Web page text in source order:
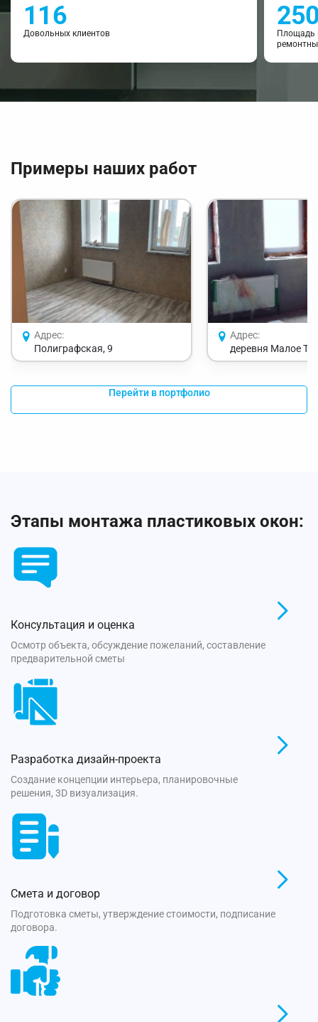
116
Довольных клиентов
Площадь
Примеры наших работ
Адрес:
Полиграфская, 9
Адрес:
деревня Малое
Перейти в портфолио
Этапы монтажа пластиковых окон:
Консультация и оценка
Осмотр объекта, обсуждение пожеланий, составление
предварительной сметы
Разработка дизайн-проекта
Создание концепции интерьера, планировочные
решения, 3D визуализация.
Смета и договор
Подготовка сметы, утверждение стоимости, подписание
договора.